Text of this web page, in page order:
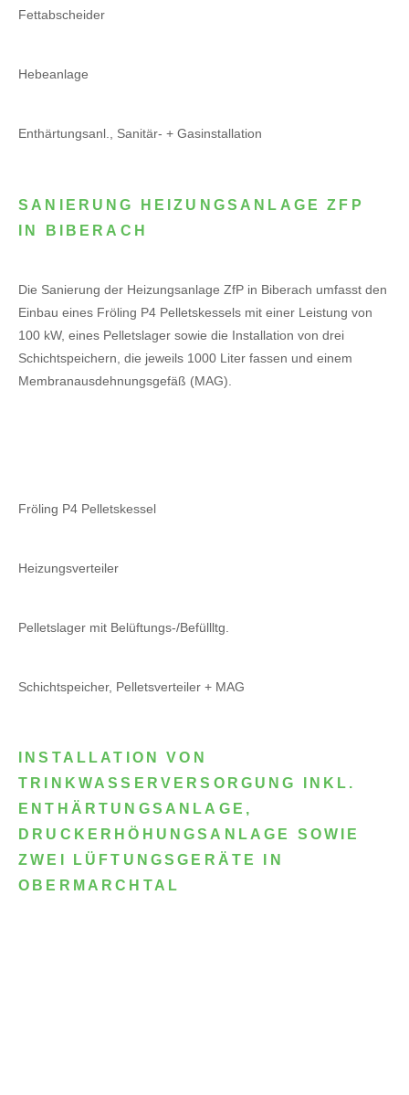
Fettabscheider
Hebeanlage
Enthärtungsanl., Sanitär- + Gasinstallation
SANIERUNG HEIZUNGSANLAGE ZFP
IN BIBERACH
Die Sanierung der Heizungsanlage ZfP in Biberach umfasst den
Einbau eines Fröling P4 Pelletskessels mit einer Leistung von
100 kW, eines Pelletslager sowie die Installation von drei
Schichtspeichern, die jeweils 1000 Liter fassen und einem
Membranausdehnungsgefäß (MAG).
Fröling P4 Pelletskessel
Heizungsverteiler
Pelletslager mit Belüftungs-/Befüllltg.
Schichtspeicher, Pelletsverteiler + MAG
INSTALLATION VON
TRINKWASSERVERSORGUNG INKL.
ENTHÄRTUNGSANLAGE,
DRUCKERHÖHUNGSANLAGE SOWIE
ZWEI LÜFTUNGSGERÄTE IN
OBERMARCHTAL